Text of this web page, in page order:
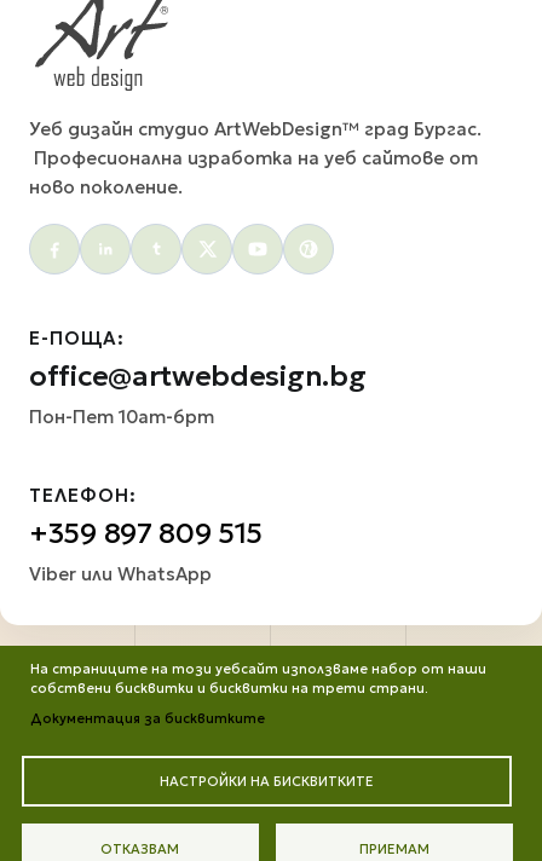
Уеб дизайн студио ArtWebDesign™ град Бургас.
Професионална изработка на уеб сайтове от
ново поколение.
Social menu
На страниците на този уебсайт използваме набор от наши
собствени бисквитки и бисквитки на трети страни.
Документация за бисквитките
НАСТРОЙКИ НА БИСКВИТКИТЕ
ОТКАЗВАМ ПРИЕМАМ
Е-ПОЩА:
office@artwebdesign.bg
Пон-Пет 10am-6pm
ТЕЛЕФОН:
+359 897 809 515
Viber или WhatsApp
Всички права запазени. Работим от ©2013 до днес
Портфолио
Защита на личните данни
Цени